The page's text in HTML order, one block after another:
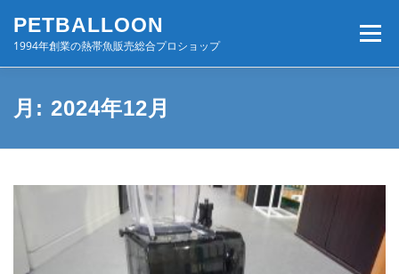
ッ
PETBALLOON
1994年創業の熱帯魚販売総合プロショップ
メニュー
ホーム 入荷速報
月: 2024年12月